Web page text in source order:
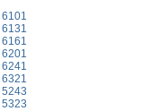
6101
6131
6161
6201
6241
6321
5243
5323